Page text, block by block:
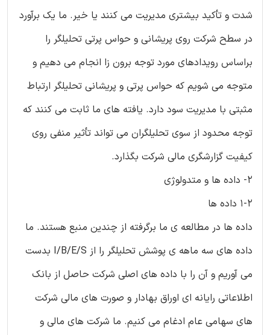
شدت و تأکید بیشتری مدیریت می کنند یا خیر. ما یک برآورد
در سطح شرکت روی پریشانی و حواس پرتی تحلیلگر را
براساس رویدادهای مورد توجه برون زا انجام می دهیم و
متوجه می شویم که حواس پرتی و پریشانی تحلیلگر ارتباط
مثبتی با مدیریت سود دارد. یافته های ما ثابت می کنند که
توجه محدود از سوی تحلیلگران می تواند تأثیر منفی روی
کیفیت گزارشگری مالی شرکت بگذارد.
2- داده ها و متدولوژی
1-2 داده ها
داده ها در مطالعه ی ما برگرفته از چندین منبع هستند. ما
داده های سه ماهه ی پوشش تحلیلگر را از I/B/E/S بدست
می آوریم و آن را با داده های اصلی شرکت حاصل از بانک
اطلاعاتی رایانه ای اوراق بهادار و صورت های مالی شرکت
های سهامی عام ادغام می کنیم. ما شرکت های مالی و